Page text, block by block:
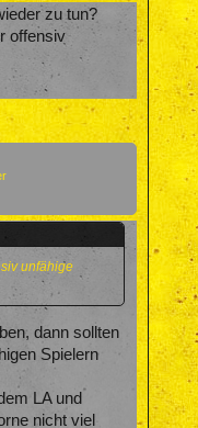
zu tun?
offensiv
unfähige
dann sollten
Spielern
LA und
nicht viel